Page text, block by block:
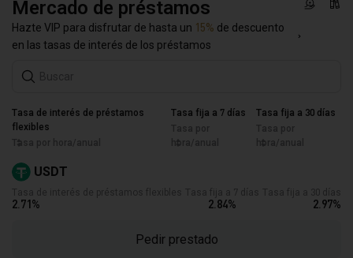
Mercado de préstamos
Hazte VIP para disfrutar de hasta un 15% de descuento
en las tasas de interés de los préstamos
Tasa de interés de préstamos
flexibles
Tasa fija a 7 días
Tasa fija a 30 días
USDT
2.71 % 2.84% 2.97%
Pedir prestado